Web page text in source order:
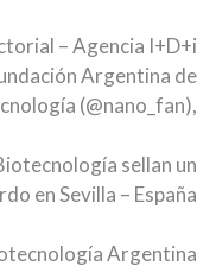
– Agencia I+D+i
Argentina de
(@nano_fan),
sellan un
en Sevilla – España
Argentina